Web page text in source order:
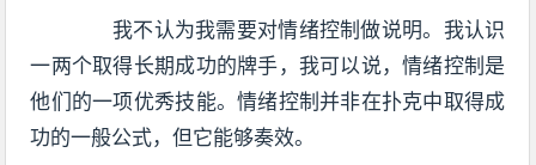
我不认为我需要对情绪控制做说明。我认识
一两个取得长期成功的牌手，我可以说，情绪控制是
他们的一项优秀技能。情绪控制并非在扑克中取得成
功的一般公式，但它能够奏效。